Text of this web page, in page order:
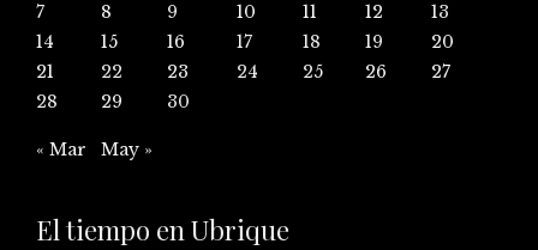
7
8 9 10 11 12
13
14
15 16 17 18 19
20
21
22 23 24 25 26
27
28
29 30
« Mar May »
El tiempo en Ubrique